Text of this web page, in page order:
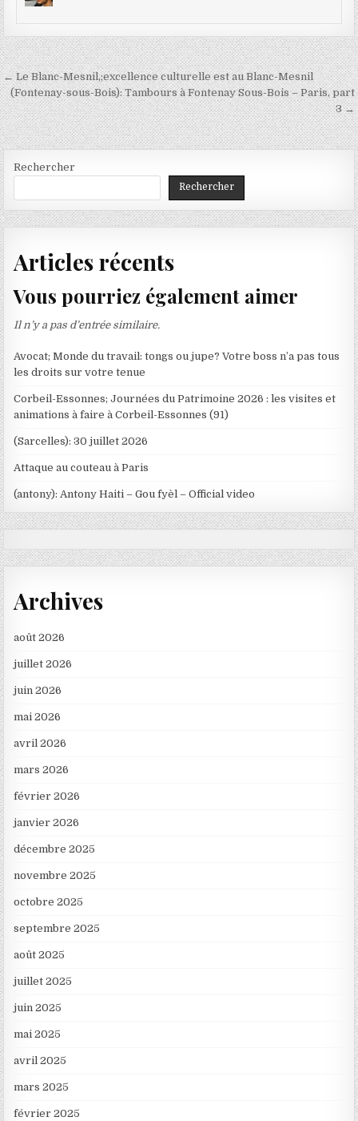
Navigation
de
l’article
← Le Blanc-Mesnil,;excellence culturelle est au Blanc-Mesnil
(Fontenay-sous-Bois): Tambours à Fontenay Sous-Bois – Paris, part
3 →
Rechercher
Rechercher
Articles récents
Vous pourriez également aimer
Il n’y a pas d’entrée similaire.
Avocat; Monde du travail: tongs ou jupe? Votre boss n’a pas tous
les droits sur votre tenue
Corbeil-Essonnes; Journées du Patrimoine 2026 : les visites et
animations à faire à Corbeil-Essonnes (91)
(Sarcelles): 30 juillet 2026
Attaque au couteau à Paris
(antony): Antony Haiti – Gou fyèl – Official video
Archives
août 2026
juillet 2026
juin 2026
mai 2026
avril 2026
mars 2026
février 2026
janvier 2026
décembre 2025
novembre 2025
octobre 2025
septembre 2025
août 2025
juillet 2025
juin 2025
mai 2025
avril 2025
mars 2025
février 2025